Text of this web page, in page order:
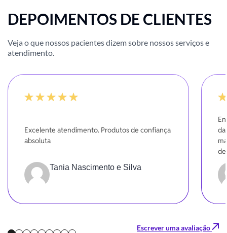
DEPOIMENTOS DE CLIENTES
Veja o que nossos pacientes dizem sobre nossos serviços e
atendimento.
Excelente atendimento. Produtos de confiança
absoluta
Tania Nascimento e Silva
Escrever uma avaliação